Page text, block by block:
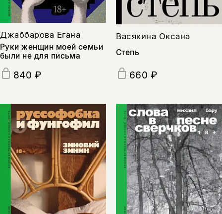
Джаббарова Егана
Руки женщин моей семьи
были не для письма
840 ₽
Васякина Оксана
Степь
660 ₽